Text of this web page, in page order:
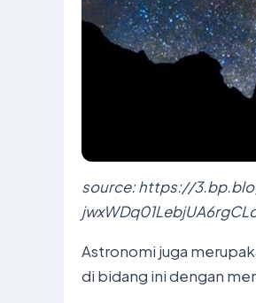
source: https://
Astronomi juga
di bidang ini dengan